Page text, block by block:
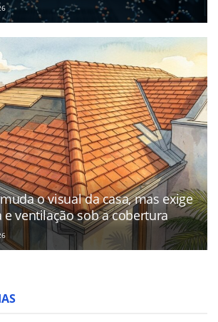
o visual da casa, mas exige
ventilação sob a cobertura